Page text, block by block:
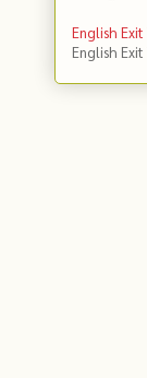
English
English Exit